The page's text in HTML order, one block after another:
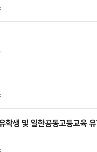
생 및 일한공동고등교육